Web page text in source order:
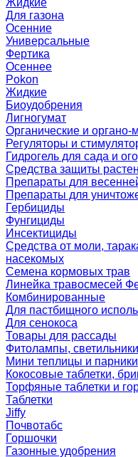
Жидкие
Для газона
Осенние
Универсальные
Фертика
Осеннее
Pokon
Жидкие
Биоудобрения
Лигногумат
Органические и
Регуляторы и
Гидрогель для сада и
Средства защиты
Препараты для
Препараты для
Гербициды
Фунгициды
Инсектициды
Средства от моли,
насекомых
Семена кормовых трав
Линейка травосмесей
Комбинированные
Для пастбищного
Для сенокоса
Товары для рассады
Фитолампы,
Мини теплицы и парники
Кокосовые таблетки,
Торфяные таблетки и
Таблетки
Jiffy
Почвотабс
Горшочки
Газонные удобрения